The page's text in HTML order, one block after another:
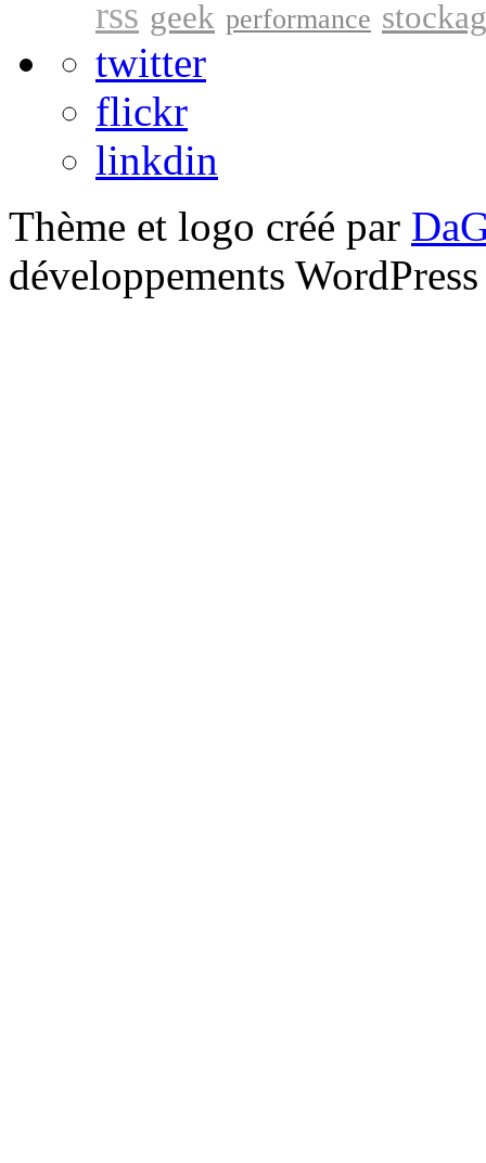
rss geek performance
twitter
flickr
linkdin
Thème et logo créé par
développements